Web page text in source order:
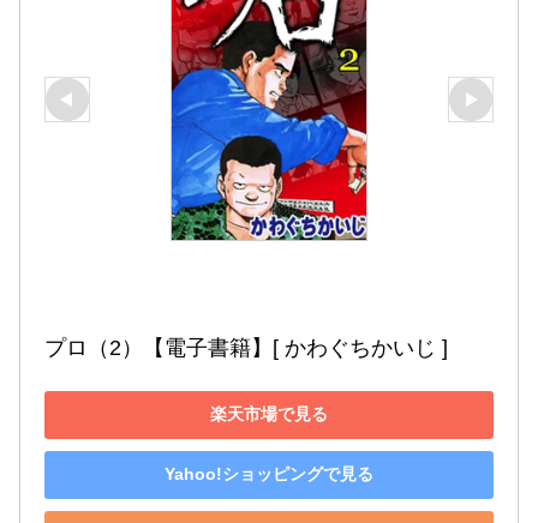
プロ（2）【電子書籍】[ かわぐちかいじ ]
楽天市場で見る
Yahoo!ショッピングで見る